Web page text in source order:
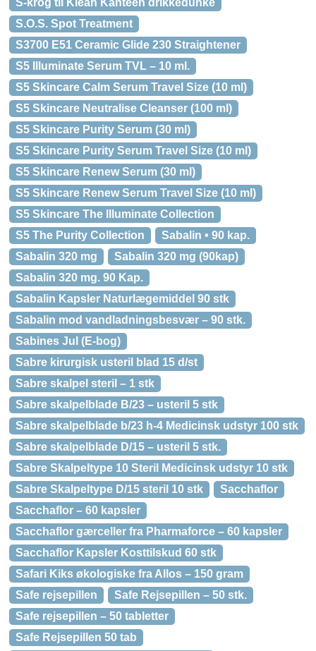
S-krog til Klean Kanteen drikkedunke
S.O.S. Spot Treatment
S3700 E51 Ceramic Glide 230 Straightener
S5 Illuminate Serum TVL – 10 ml.
S5 Skincare Calm Serum Travel Size (10 ml)
S5 Skincare Neutralise Cleanser (100 ml)
S5 Skincare Purity Serum (30 ml)
S5 Skincare Purity Serum Travel Size (10 ml)
S5 Skincare Renew Serum (30 ml)
S5 Skincare Renew Serum Travel Size (10 ml)
S5 Skincare The Illuminate Collection
S5 The Purity Collection
Sabalin • 90 kap.
Sabalin 320 mg
Sabalin 320 mg (90kap)
Sabalin 320 mg. 90 Kap.
Sabalin Kapsler Naturlægemiddel 90 stk
Sabalin mod vandladningsbesvær – 90 stk.
Sabines Jul (E-bog)
Sabre kirurgisk usteril blad 15 d/st
Sabre skalpel steril – 1 stk
Sabre skalpelblade B/23 – usteril 5 stk
Sabre skalpelblade b/23 h-4 Medicinsk udstyr 100 stk
Sabre skalpelblade D/15 – usteril 5 stk.
Sabre Skalpeltype 10 Steril Medicinsk udstyr 10 stk
Sabre Skalpeltype D/15 steril 10 stk
Sacchaflor
Sacchaflor – 60 kapsler
Sacchaflor gærceller fra Pharmaforce – 60 kapsler
Sacchaflor Kapsler Kosttilskud 60 stk
Safari Kiks økologiske fra Allos – 150 gram
Safe rejsepillen
Safe Rejsepillen – 50 stk.
Safe rejsepillen – 50 tabletter
Safe Rejsepillen 50 tab